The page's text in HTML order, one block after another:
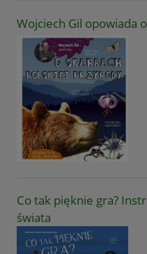
Wojciech Gil opowiada
Co tak pięknie gra?
świata